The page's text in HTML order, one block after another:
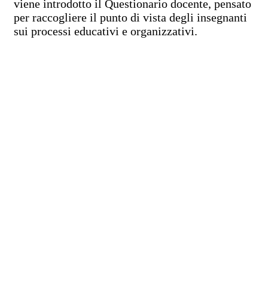
viene introdotto il Questionario docente, pensato
per raccogliere il punto di vista degli insegnanti
sui processi educativi e organizzativi.